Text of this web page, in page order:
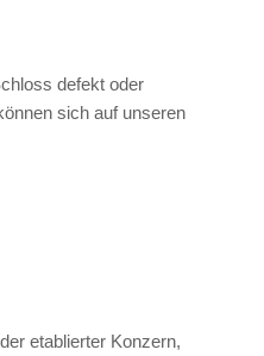
defekt oder
sich auf unseren
etablierter Konzern,